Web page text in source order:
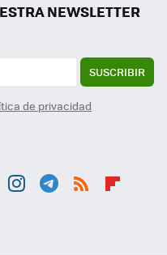
NEWSLETTER
SUSCRIBIR
de privacidad